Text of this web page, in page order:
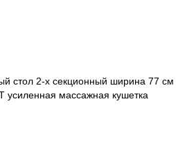
стол 2-х секционный ширина 77 см
усиленная массажная кушетка